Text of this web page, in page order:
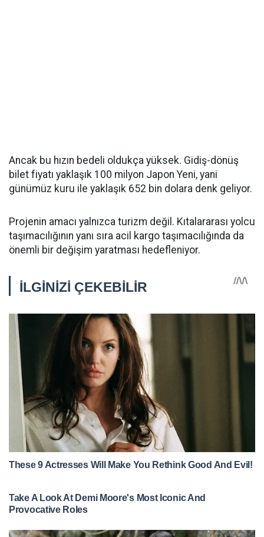
Ancak bu hızın bedeli oldukça yüksek. Gidiş-dönüş
bilet fiyatı yaklaşık 100 milyon Japon Yeni, yani
günümüz kuru ile yaklaşık 652 bin dolara denk geliyor.
Projenin amacı yalnızca turizm değil. Kıtalararası yolcu
taşımacılığının yanı sıra acil kargo taşımacılığında da
önemli bir değişim yaratması hedefleniyor.